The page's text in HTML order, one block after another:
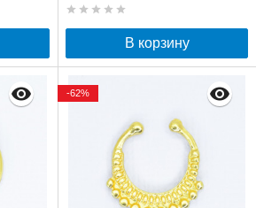
В корзину
-62%